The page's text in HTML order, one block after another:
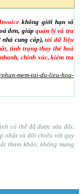
không giới hạn số
đơn, giúpquản lý và tra
cung cấp),tải dữ liệu
tình trạng thay thế hoá
chính xác, kiểm tra
mem-tai-du-lieu-hoa-
có thể đã được sửa đổi,
nhật và đối chiếu với quy
tham khảo, không mang